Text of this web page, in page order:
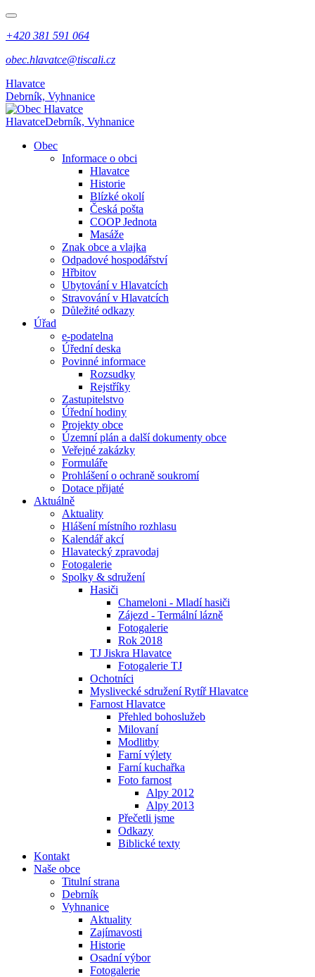
+420 381 591 064
obec.hlavatce@tiscali.cz
Hlavatce
Debrník, Vyhnanice
HlavatceDebrník, Vyhnanice
Obec
Informace o obci
Hlavatce
Historie
Blízké okolí
Česká pošta
COOP Jednota
Masáže
Znak obce a vlajka
Odpadové hospodářství
Hřbitov
Ubytování v Hlavatcích
Stravování v Hlavatcích
Důležité odkazy
Úřad
e-podatelna
Úřední deska
Povinné informace
Rozsudky
Rejstříky
Zastupitelstvo
Úřední hodiny
Projekty obce
Územní plán a další dokumenty obce
Veřejné zakázky
Formuláře
Prohlášení o ochraně soukromí
Dotace přijaté
Aktuálně
Aktuality
Hlášení místního rozhlasu
Kalendář akcí
Hlavatecký zpravodaj
Fotogalerie
Spolky & sdružení
Hasiči
Chameloni - Mladí hasiči
Zájezd - Termální lázně
Fotogalerie
Rok 2018
TJ Jiskra Hlavatce
Fotogalerie TJ
Ochotníci
Myslivecké sdružení Rytíř Hlavatce
Farnost Hlavatce
Přehled bohoslužeb
Milovaní
Modlitby
Farní výlety
Farní kuchařka
Foto farnost
Alpy 2012
Alpy 2013
Přečetli jsme
Odkazy
Biblické texty
Kontakt
Naše obce
Titulní strana
Debrník
Vyhnanice
Aktuality
Zajímavosti
Historie
Osadní výbor
Fotogalerie